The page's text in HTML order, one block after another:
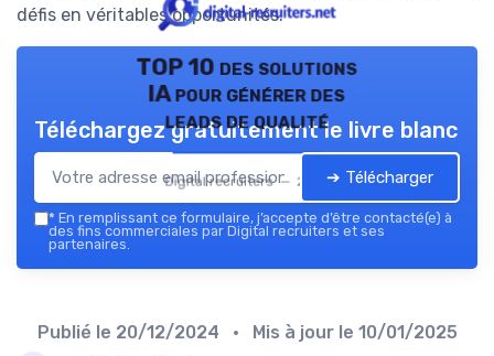
défis en véritables opportunités.
TOP 10 des solutions
IA pour générer des
leads de qualité
Digital recruiters — 2026
Téléchargez gratuitement le livre blanc
➔ Télécharger
* En remplissant ce formulaire, j’accepte d’être contacté(e) à
des fins commerciales par Digital recruiters et ses
partenaires.
Publié le 20/12/2024 • Mis à jour le 10/01/2025